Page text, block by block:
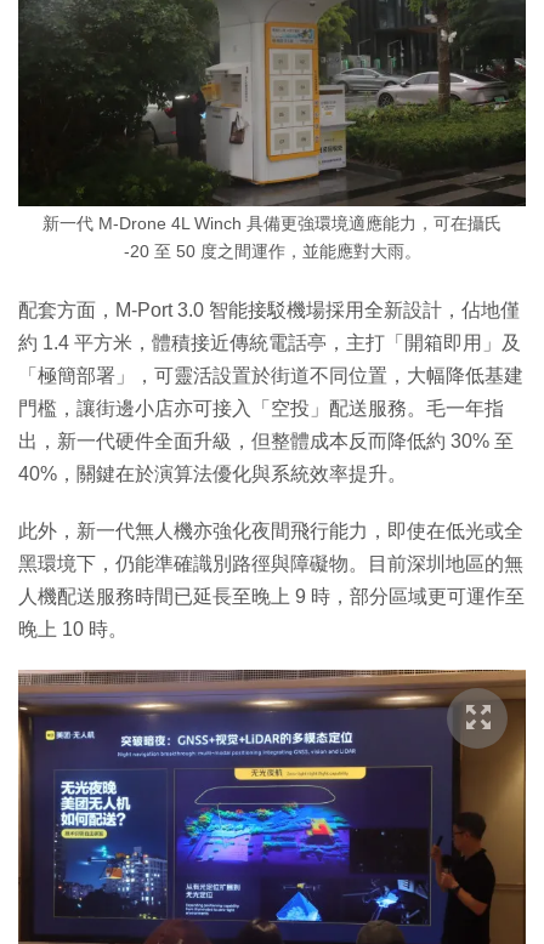
新一代 M-Drone 4L Winch 具備更強環境適應能力，可在攝氏
-20 至 50 度之間運作，並能應對大雨。
配套方面，M-Port 3.0 智能接駁機場採用全新設計，佔地僅
約 1.4 平方米，體積接近傳統電話亭，主打「開箱即用」及
「極簡部署」，可靈活設置於街道不同位置，大幅降低基建
門檻，讓街邊小店亦可接入「空投」配送服務。毛一年指
出，新一代硬件全面升級，但整體成本反而降低約 30% 至
40%，關鍵在於演算法優化與系統效率提升。
此外，新一代無人機亦強化夜間飛行能力，即使在低光或全
黑環境下，仍能準確識別路徑與障礙物。目前深圳地區的無
人機配送服務時間已延長至晚上 9 時，部分區域更可運作至
晚上 10 時。